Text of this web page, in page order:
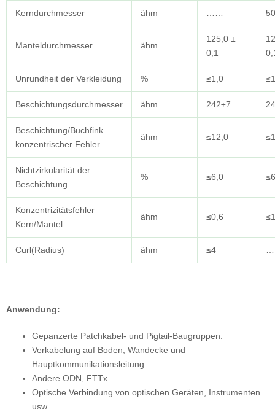
Kerndurchmesser ähm ……
Manteldurchmesser ähm
125,0 ±
0,1
Unrundheit der Verkleidung % ≤1,0
Beschichtungsdurchmesser ähm 242±7
Beschichtung/Buchfink
konzentrischer Fehler
ähm ≤12,0
Nichtzirkularität der
Beschichtung
% ≤6,0
Konzentrizitätsfehler
Kern/Mantel
ähm ≤0,6
Curl(Radius) ähm ≤4
Anwendung:
Gepanzerte Patchkabel- und Pigtail-Baugruppen.
Verkabelung auf Boden, Wandecke und
Hauptkommunikationsleitung.
Andere ODN, FTTx
Optische Verbindung von optischen Geräten, Instrumenten
usw.